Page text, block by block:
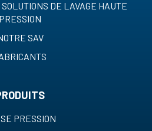
DE LAVAGE HAUTE
PRESSION
SAV
PRESSION